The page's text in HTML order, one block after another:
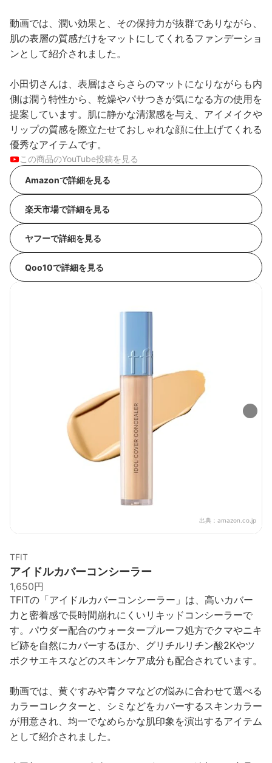
動画では、潤い効果と、その保持力が抜群でありながら、
肌の表層の質感だけをマットにしてくれるファンデーショ
ンとして紹介されました。
小田切さんは、表層はさらさらのマットになりながらも内
側は潤う特性から、乾燥やパサつきが気になる方の使用を
提案しています。肌に静かな清潔感を与え、アイメイクや
リップの質感を際立たせておしゃれな顔に仕上げてくれる
優秀なアイテムです。
この商品のYouTube投稿を見る
Amazonで詳細を見る
楽天市場で詳細を見る
ヤフーで詳細を見る
Qoo10で詳細を見る
出典： amazon.co.jp
TFIT
アイドルカバーコンシーラー
1,650円
TFITの「アイドルカバーコンシーラー」は、高いカバー
力と密着感で長時間崩れにくいリキッドコンシーラーで
す。パウダー配合のウォータープルーフ処方でクマやニキ
ビ跡を自然にカバーするほか、グリチルリチン酸2Kやツ
ボクサエキスなどのスキンケア成分も配合されています。
動画では、黄ぐすみや青クマなどの悩みに合わせて選べる
カラーコレクターと、シミなどをカバーするスキンカラー
が用意され、均一でなめらかな肌印象を演出するアイテム
として紹介されました。